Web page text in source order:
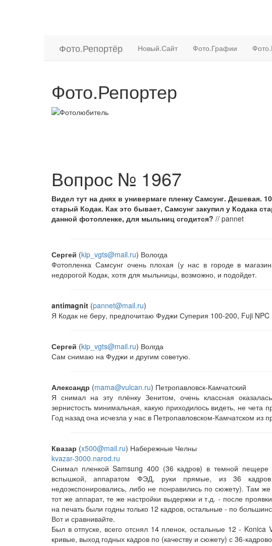
Фото.Репортёр Новый.Сайт Фото.Графии
Фото.Репортер
Вопрос № 1967
Видел тут на днях в универмаге пленку Самсунг. Дешевая.
старый Кодак. Как это бывает, Самсунг закупил у Кодака
данной фотопленке, для мыльниц сгодится? // pannet
Сергей (kip_vgts@mail.ru) Вологда
Фотопленка Самсунг очень плохая (у нас в городе в
недорогой Кодак, хотя для мыльницы, возможно, и подойдет.
antimagnit (pannet@mail.ru)
Я Кодак не беру, предпочитаю Фуджи Суперия 100-200, Fuji NPC
Сергей (kip_vgts@mail.ru) Волгда
Сам снимаю на Фуджи и другим советую.
Александр (mama@vulcan.ru) Петропавловск-Камчатский
Я снимал на эту плёнку Зенитом, очень классная
зернистость минимальная, какую приходилось видеть, не
Год назад она исчезла у нас в Петропавловском-Камчатском из
Квазар (x500@mail.ru) Набережные Челны
kvazar-3000.narod.ru
Снимал пленкой Samsung 400 (36 кадров) в темной пещере
вспышкой, аппаратом ФЭД, руки прямые, из 36
недоэкспонировались, либо не понравились по сюжету). Там
тот же аппарат, те же настройки выдержки и т.д. - после
на печать были годны только 12 кадров, остальные - по
Вот и сравнивайте.
Был в отпуске, всего отснял 14 пленок, остальные 12 -
кривые, выход годных кадров по (качеству и сюжету) с 36-